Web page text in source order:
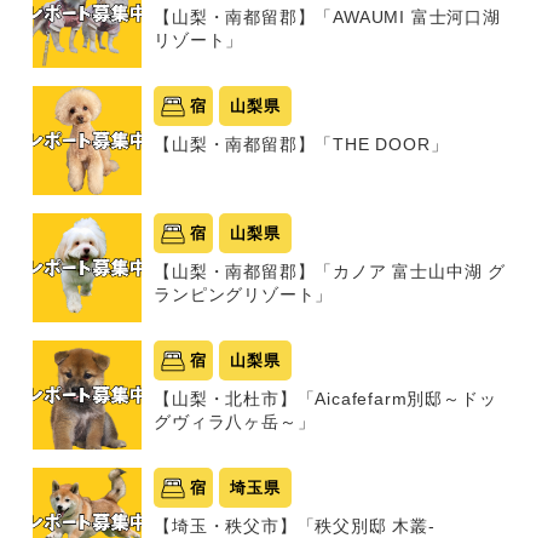
【山梨・南都留郡】「AWAUMI 富士河口湖
リゾート」
宿 山梨県
【山梨・南都留郡】「THE DOOR」
宿 山梨県
【山梨・南都留郡】「カノア 富士山中湖 グ
ランピングリゾート」
宿 山梨県
【山梨・北杜市】「Aicafefarm別邸～ドッ
グヴィラ八ヶ岳～」
宿 埼玉県
【埼玉・秩父市】「秩父別邸 木叢-